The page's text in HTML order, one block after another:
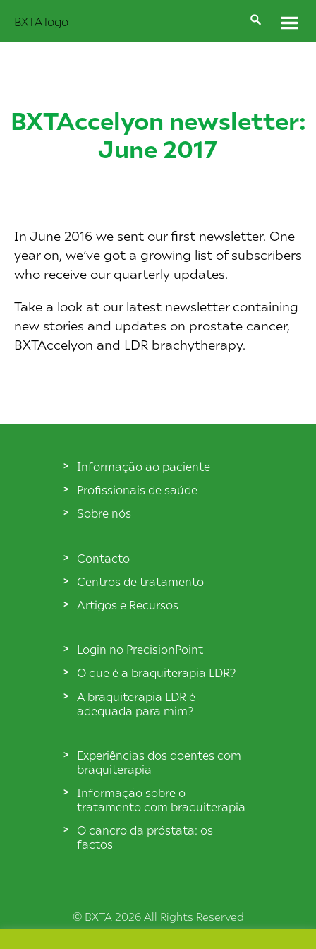
BXTAccelyon newsletter:
June 2017
In June 2016 we sent our first newsletter. One
year on, we’ve got a growing list of subscribers
who receive our quarterly updates.
Take a look at our latest newsletter containing
new stories and updates on prostate cancer,
BXTAccelyon and LDR brachytherapy.
Informação ao paciente
Profissionais de saúde
Sobre nós
Contacto
Centros de tratamento
Artigos e Recursos
Login no PrecisionPoint
O que é a braquiterapia LDR?
A braquiterapia LDR é
adequada para mim?
Experiências dos doentes com
braquiterapia
Informação sobre o
tratamento com braquiterapia
O cancro da próstata: os
factos
© BXTA 2026 All Rights Reserved